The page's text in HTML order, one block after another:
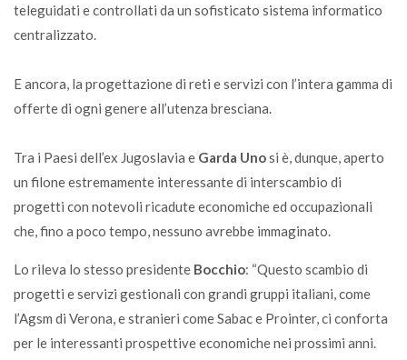
teleguidati e controllati da un sofisticato sistema informatico
centralizzato.
E ancora, la progettazione di reti e servizi con l’intera gamma di
offerte di ogni genere all’utenza bresciana.
Tra i Paesi dell’ex Jugoslavia e Garda Unosi è, dunque, aperto
un filone estremamente interessante di interscambio di
progetti con notevoli ricadute economiche ed occupazionali
che, fino a poco tempo, nessuno avrebbe immaginato.
Lo rileva lo stesso presidente Bocchio: “Questo scambio di
progetti e servizi gestionali con grandi gruppi italiani, come
l’Agsm di Verona, e stranieri come Sabac e Prointer, ci conforta
per le interessanti prospettive economiche nei prossimi anni.